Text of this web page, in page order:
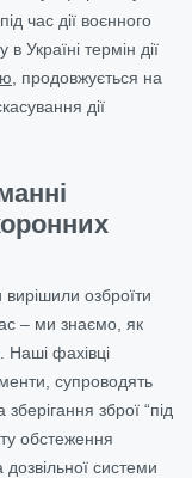
час дії воєнного
в Україні термін дії
, продовжується на
дії
озброїти
– ми знаємо, як
Наші фахівці
супроводять
зброї “під
обстеження
системи